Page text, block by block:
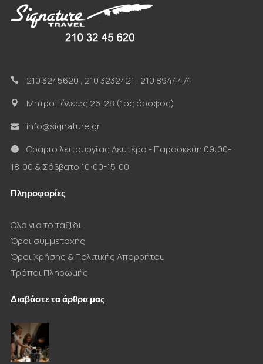
210 3245620 , 210 3232421 , 210 8944474
Μητροπόλεως 26-28 (1ος όροφος)
info@signature.gr
Ωράριο λειτουργίας Δευτέρα - Παρασκεύη 09:00-
18:00 & Σάββατο 10:00-15:00
Πληροφορίες
Ολα για το ταξίδι
Όροι συμμετοχής
Όροι Χρήσης & Πολιτικής Απορρήτου
Τρόποι Πληρωμής
Διαβάστε τα άρθρα μας